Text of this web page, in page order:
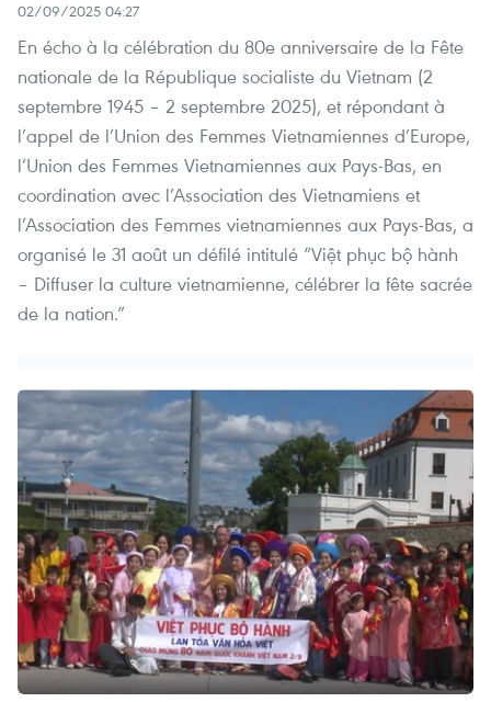
02/09/2025 04:27
En écho à la célébration du 80e anniversaire de la Fête
nationale de la République socialiste du Vietnam (2
septembre 1945 – 2 septembre 2025), et répondant à
l’appel de l’Union des Femmes Vietnamiennes d’Europe,
l’Union des Femmes Vietnamiennes aux Pays-Bas, en
coordination avec l’Association des Vietnamiens et
l’Association des Femmes vietnamiennes aux Pays-Bas, a
organisé le 31 août un défilé intitulé “Việt phục bộ hành
– Diffuser la culture vietnamienne, célébrer la fête sacrée
de la nation.”